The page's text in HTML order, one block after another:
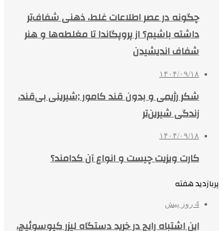
چگونه در عصر اطلاعات غلط، ذهنی شفاف‌تر
داشته باشیم؟ از پروپگاندا تا مغلطه‌ها و هنر
شفاف اندیشیدن
۱۴۰۴/۰۹/۱۸
شکر رژیمی و بدون قند کامور ;شیرینی بی‌قند،
زندگی شیرین‌تر
۱۴۰۴/۰۹/۱۸
کارت ویزیت چیست و انواع آن کدامند؟
پربازدید هفته
4 روز پیش
این اشتباه رایج در خرید دستگاه لیزر کیوسوئیچ،